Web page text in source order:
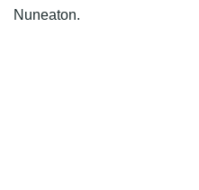
Nuneaton.